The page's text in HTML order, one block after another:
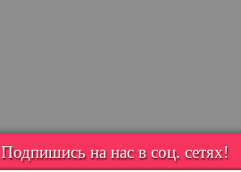
Подпишись на нас в соц. сетях!